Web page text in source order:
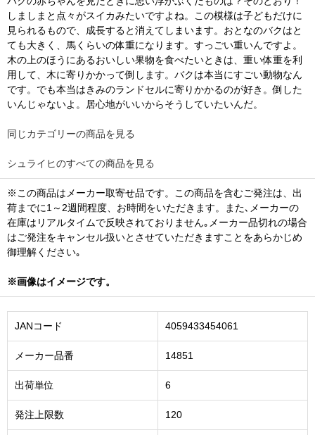
しましまと点々がスイカみたいですよね。この模様は子どもだけに
見られるもので、成長すると消えてしまいます。おとなのバクはと
ても大きく、馬くらいの体重になります。すっごい重いんですよ。
木の上のほうにあるおいしい果物を食べたいときは、重い体重を利
用して、木に寄りかかって倒します。バクは本当にすごい動物なん
です。でも本当はきみのランドセルに寄りかかるのが好き。倒した
いんじゃないよ。居心地がいいからそうしていたいんだ。
同じカテゴリーの商品を見る
シュライヒのすべての商品を見る
※この商品はメーカー取寄せ品です。この商品を含むご発注は、出
荷までに1～2週間程度、お時間をいただきます。また､メーカーの
在庫はリアルタイムで反映されておりません｡メーカー品切れの場合
はご発注をキャンセル扱いとさせていただきますことをあらかじめ
御理解ください｡
※画像はイメージです。
JANコード 4059433454061
メーカー品番 14851
出荷単位 6
発注上限数 120